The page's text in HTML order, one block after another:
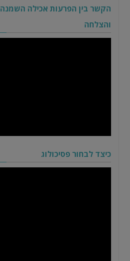
הקשר בין הפרעות אכילה השמנה
והצלחה
כיצד לבחור פסיכולוג